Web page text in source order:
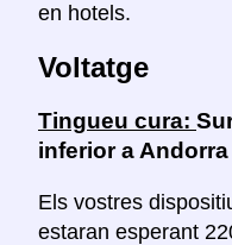
en hotels.
Voltatge
Tingueu cura:
inferior a Andorra
Els vostres
estaran esperant